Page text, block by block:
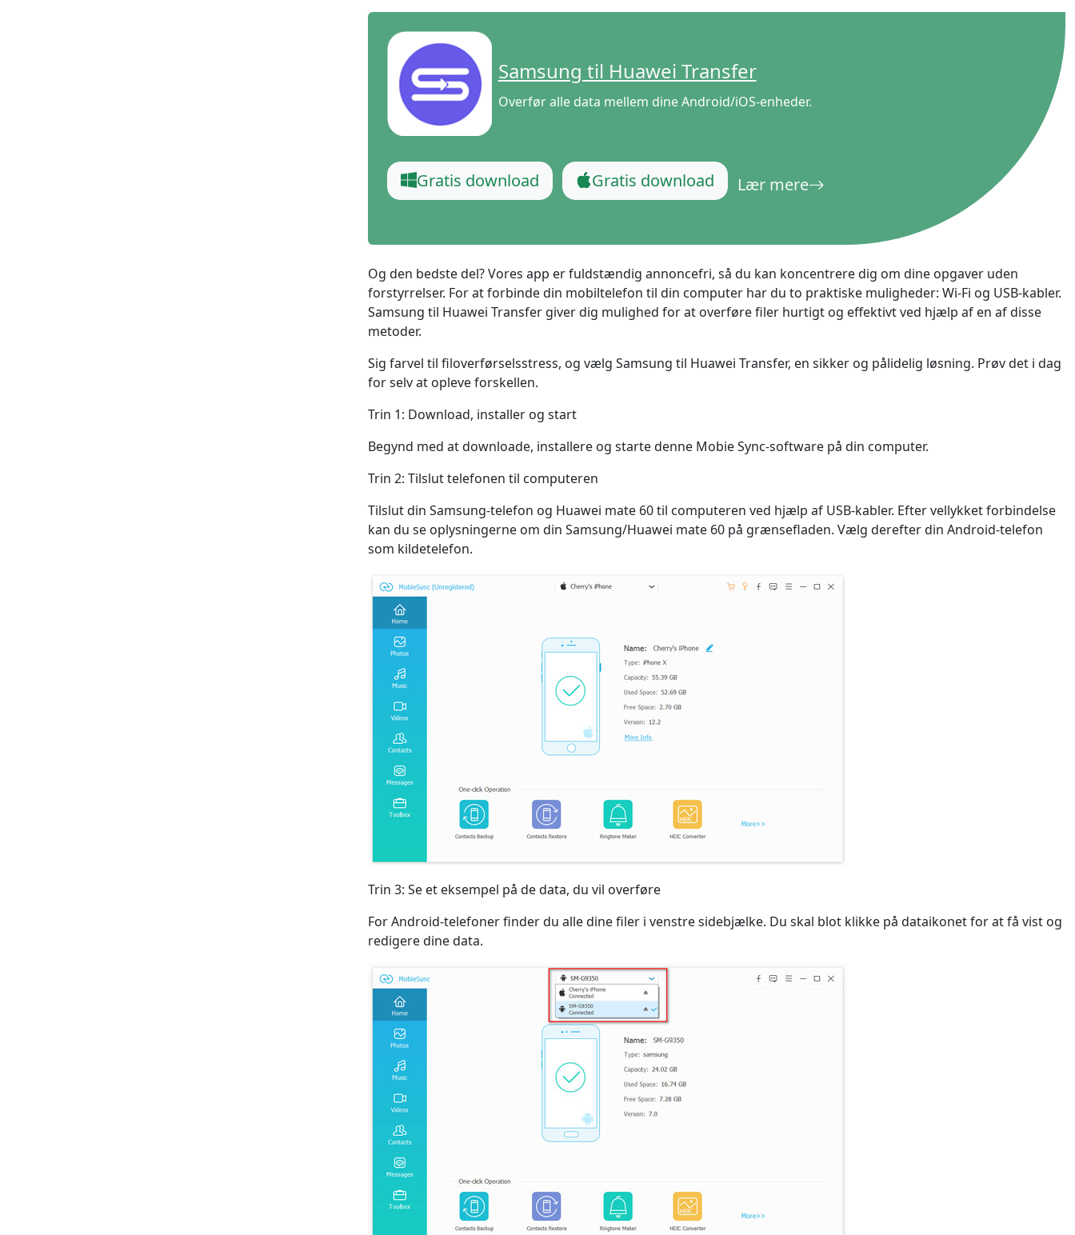
Samsung til Huawei Transfer
Overfør alle data mellem dine Android/iOS-enheder.
Gratis download Gratis download Lær mere
Og den bedste del? Vores app er fuldstændig annoncefri, så du kan koncentrere dig om dine opgaver uden
forstyrrelser. For at forbinde din mobiltelefon til din computer har du to praktiske muligheder: Wi-Fi og USB-kabler.
Samsung til Huawei Transfer giver dig mulighed for at overføre filer hurtigt og effektivt ved hjælp af en af ​​disse
metoder.
Sig farvel til filoverførselsstress, og vælg Samsung til Huawei Transfer, en sikker og pålidelig løsning. Prøv det i dag
for selv at opleve forskellen.
Trin 1: Download, installer og start
Begynd med at downloade, installere og starte denne Mobie Sync-software på din computer.
Trin 2: Tilslut telefonen til computeren
Tilslut din Samsung-telefon og Huawei mate 60 til computeren ved hjælp af USB-kabler. Efter vellykket forbindelse
kan du se oplysningerne om din Samsung/Huawei mate 60 på grænsefladen. Vælg derefter din Android-telefon
som kildetelefon.
Trin 3: Se et eksempel på de data, du vil overføre
For Android-telefoner finder du alle dine filer i venstre sidebjælke. Du skal blot klikke på dataikonet for at få vist og
redigere dine data.
Language Switch
Nederlands Tiếng Việt
日本
Português Deutsche
Français
Norsk
Ελληνικά Türk
русский
தமிழ் Bahasa Melayu
ไทย
繁體中文